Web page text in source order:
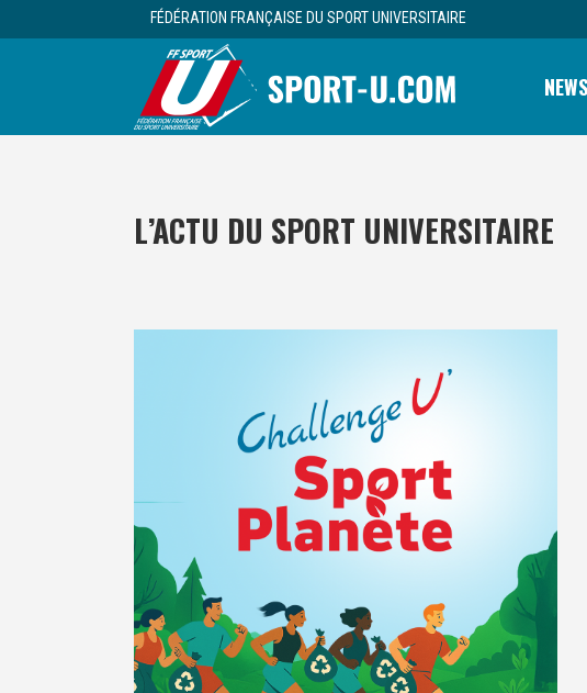
FÉDÉRATION FRANÇAISE DU SPORT UNIVERSITAIRE
NEWS
L’ACTU DU SPORT UNIVERSITAIRE